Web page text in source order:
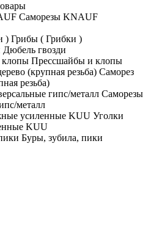
Саморезы KNAUF
Грибы ( Грибки )
Дюбель гвозди
Прессшайбы и клопы
Саморез
резьба)
Саморезы
металл
Уголки
KUU
Буры, зубила, пики